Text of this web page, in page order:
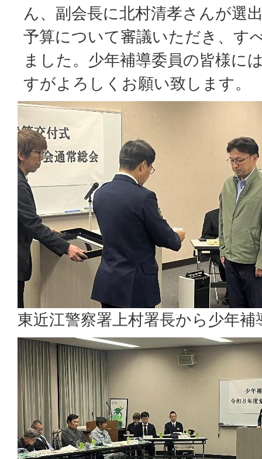
ん、副会長に北村清孝さんが選
予算について審議いただき、す
ました。少年補導委員の皆様に
すがよろしくお願い致します。
東近江警察署上村署長から少年補